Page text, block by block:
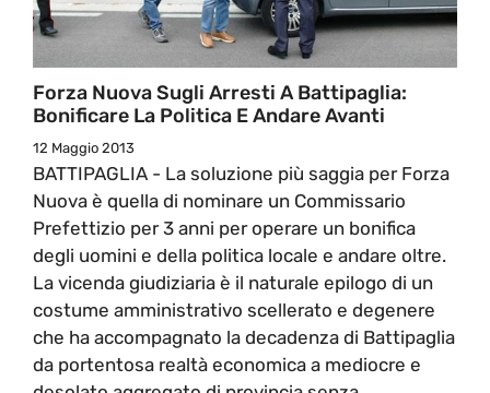
Forza Nuova Sugli Arresti A Battipaglia:
Bonificare La Politica E Andare Avanti
12 Maggio 2013
BATTIPAGLIA - La soluzione più saggia per Forza
Nuova è quella di nominare un Commissario
Prefettizio per 3 anni per operare un bonifica
degli uomini e della politica locale e andare oltre.
La vicenda giudiziaria è il naturale epilogo di un
costume amministrativo scellerato e degenere
che ha accompagnato la decadenza di Battipaglia
da portentosa realtà economica a mediocre e